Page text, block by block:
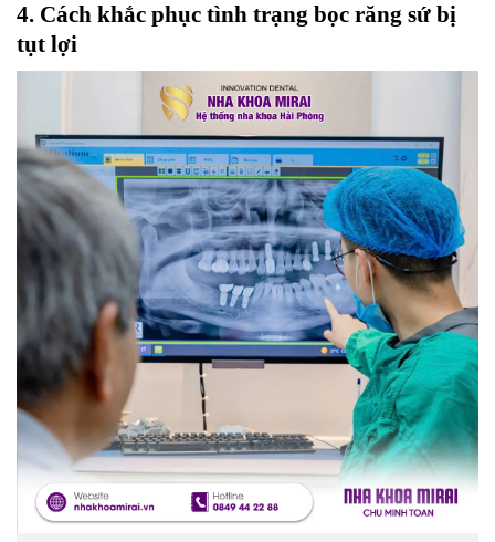
4. Cách khắc phục tình trạng bọc răng sứ bị
tụt lợi